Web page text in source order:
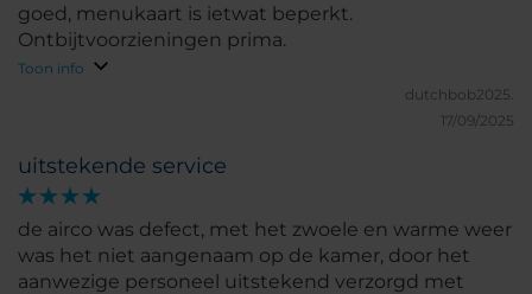
goed, menukaart is ietwat beperkt.
Ontbijtvoorzieningen prima.
Toon info
dutchbob2025.
17/09/2025
uitstekende service
de airco was defect, met het zwoele en warme weer
was het niet aangenaam op de kamer, door het
aanwezige personeel uitstekend verzorgd met